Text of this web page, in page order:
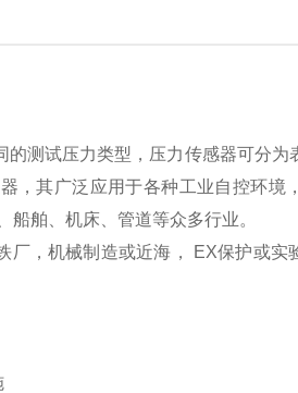
测试压力类型，压力传感器可分为
，其广泛应用于各种工业自控环境
舶、机床、管道等众多行业。
，机械制造或近海， EX保护或实